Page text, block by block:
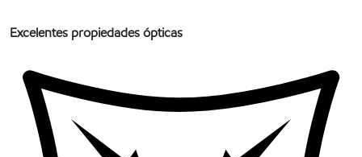
Excelentes propiedades ópticas